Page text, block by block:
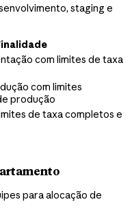
staging e
com limites de taxa
com limites
produção
de taxa completos e
para alocação de